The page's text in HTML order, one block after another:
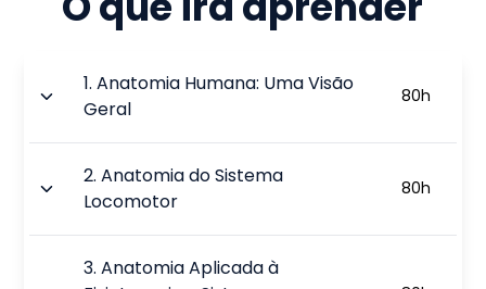
1.Anatomia Humana: Uma Visão
Geral
80h
2.Anatomia do Sistema
Locomotor
80h
3.Anatomia Aplicada à